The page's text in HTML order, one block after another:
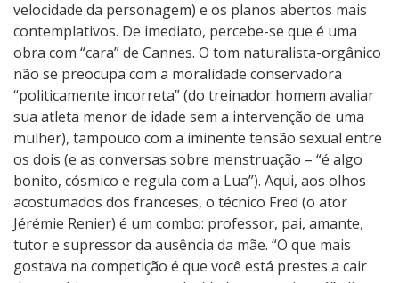
velocidade da personagem) e os planos abertos mais
contemplativos. De imediato, percebe-se que é uma
obra com “cara” de Cannes. O tom naturalista-orgânico
não se preocupa com a moralidade conservadora
“politicamente incorreta” (do treinador homem avaliar
sua atleta menor de idade sem a intervenção de uma
mulher), tampouco com a iminente tensão sexual entre
os dois (e as conversas sobre menstruação – “é algo
bonito, cósmico e regula com a Lua”). Aqui, aos olhos
acostumados dos franceses, o técnico Fred (o ator
Jérémie Renier) é um combo: professor, pai, amante,
tutor e supressor da ausência da mãe. “O que mais
gostava na competição é que você está prestes a cair